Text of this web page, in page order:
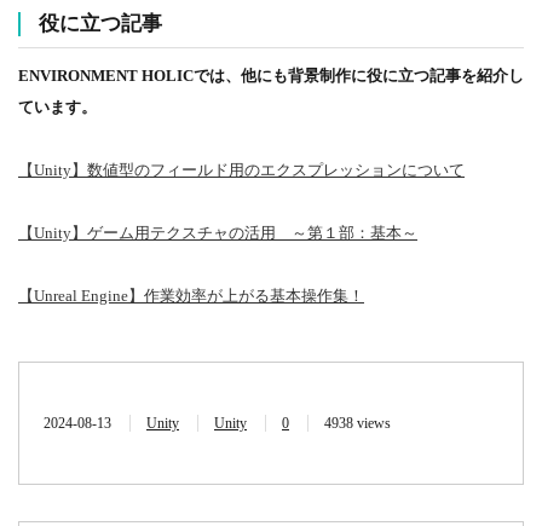
役に立つ記事
ENVIRONMENT HOLICでは、他にも背景制作に役に立つ記事を紹介し
ています。
【Unity】数値型のフィールド用のエクスプレッションについて
【Unity】ゲーム用テクスチャの活用 ～第１部：基本～
【Unreal Engine】作業効率が上がる基本操作集！
2024-08-13 Unity Unity 0 4938 views